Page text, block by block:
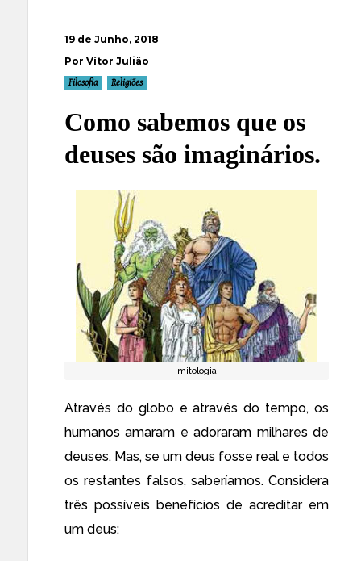
19 de Junho, 2018
Por Vítor Julião
Filosofia Religiões
Como sabemos que os
deuses são imaginários.
mitologia
Através do globo e através do tempo, os
humanos amaram e adoraram milhares de
deuses. Mas, se um deus fosse real e todos
os restantes falsos, saberíamos. Considera
três possíveis benefícios de acreditar em
um deus: